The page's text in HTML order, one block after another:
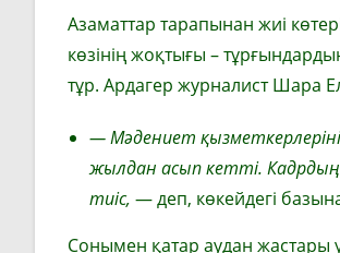
Азаматтар тарапынан жиі
көзінің жоқтығы –
тұр. Ардагер журналист Шара
—Мәдениет
жылдан асып кетті.
тиіс, — деп, көкейдегі
Сонымен қатар аудан жастары